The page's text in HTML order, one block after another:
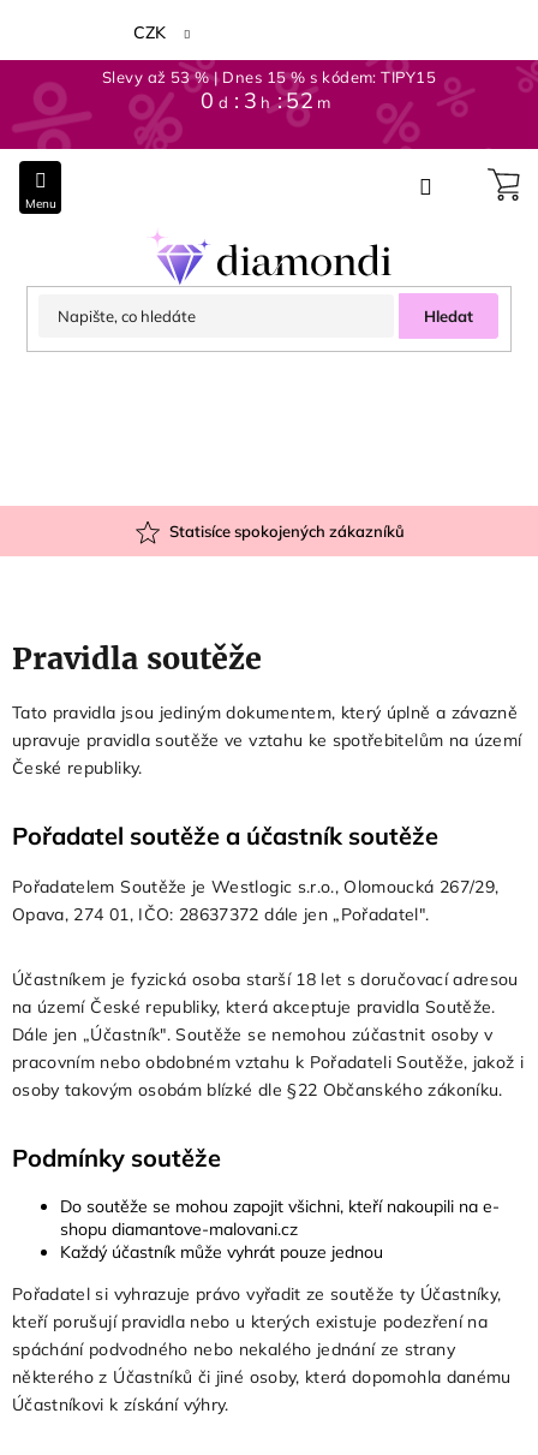
obsah
Slevy až 53 % | Dnes 15 % s kódem: TIPY15
0 d 3 h 52 m
CZK
Hledat
Statisíce spokojených zákazníků
Pravidla soutěže
Tato pravidla jsou jediným dokumentem, který úplně a závazně
upravuje pravidla soutěže ve vztahu ke spotřebitelům na území
České republiky.
Pořadatel soutěže a účastník soutěže
Pořadatelem Soutěže je Westlogic s.r.o., Olomoucká 267/29,
Opava, 274 01, IČO: 28637372 dále jen „Pořadatel".
Účastníkem je fyzická osoba starší 18 let s doručovací adresou
na územíČeské republiky, která akceptuje pravidla Soutěže.
Dále jen „Účastník". Soutěže se nemohou zúčastnit osoby v
pracovním nebo obdobném vztahu k Pořadateli Soutěže, jakož i
osoby takovým osobám blízké dle §22 Občanského zákoníku.
Podmínky soutěže
Do soutěže se mohou zapojit všichni, kteří nakoupili na e-
shopu diamantove-malovani.cz
Každý účastník může vyhrát pouze jednou
Pořadatel si vyhrazuje právo vyřadit ze soutěže ty Účastníky,
kteří porušují pravidla nebo u kterých existuje podezření na
spáchání podvodného nebo nekalého jednání ze strany
některého z Účastníků či jiné osoby, která dopomohla danému
Účastníkovi k získání výhry.